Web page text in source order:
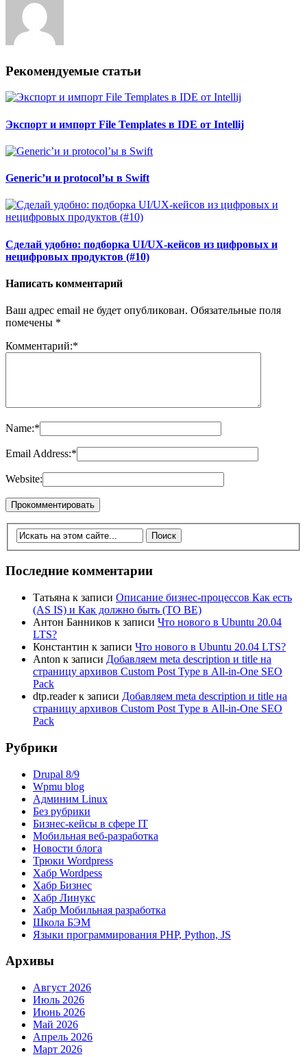
Рекомендуемые статьи
Экспорт и импорт File Templates в IDE от Intellij
Generic’и и protocol’ы в Swift
Сделай удобно: подборка UI/UX-кейсов из цифровых и
нецифровых продуктов (#10)
Написать комментарий
Ваш адрес email не будет опубликован. Обязательные поля
помечены *
Комментарий:*
Name:*
Email Address:*
Website:
Последние комментарии
Татьяна к записи Описание бизнес-процессов Как есть
(AS IS) и Как должно быть (TO BE)
Антон Банников к записи Что нового в Ubuntu 20.04
LTS?
Константин к записи Что нового в Ubuntu 20.04 LTS?
Anton к записи Добавляем meta description и title на
страницу архивов Custom Post Type в All-in-One SEO
Pack
dtp.readerк записи Добавляем meta description и title на
страницу архивов Custom Post Type в All-in-One SEO
Pack
Рубрики
Drupal 8/9
Wpmu blog
Админим Linux
Без рубрики
Бизнес-кейсы в сфере IT
Мобильная веб-разработка
Новости блога
Трюки Wordpress
Хабр Wordpess
Хабр Бизнес
Хабр Линукс
Хабр Мобильная разработка
Школа БЭМ
Языки программирования PHP, Python, JS
Архивы
Август 2026
Июль 2026
Июнь 2026
Май 2026
Апрель 2026
Март 2026